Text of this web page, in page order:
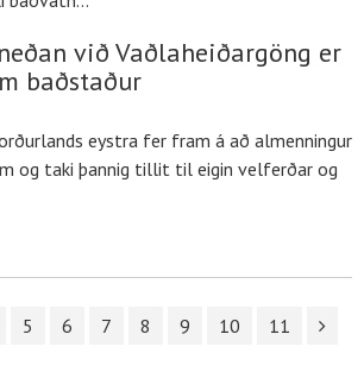
við Vaðlaheiðargöng er
baðstaður
eystra fer fram á að almenningur
og taki þannig tillit til eigin velferðar og
5 6 7 8 9 10 11